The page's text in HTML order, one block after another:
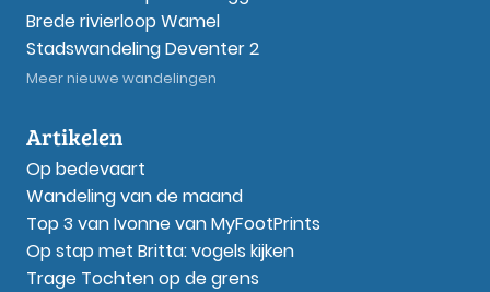
Brede rivierloop Wamel
Stadswandeling Deventer 2
Meer nieuwe wandelingen
Artikelen
Op bedevaart
Wandeling van de maand
Top 3 van Ivonne van MyFootPrints
Op stap met Britta: vogels kijken
Trage Tochten op de grens